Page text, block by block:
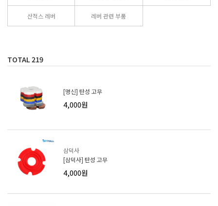
산적스 레버 레버 관련 부품
TOTAL219
[명신] 탄성 고무
4,000원
삼덕사
[삼덕사] 탄성 고무
4,000원